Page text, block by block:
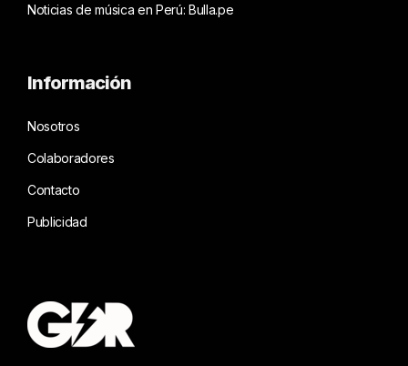
Noticias de música en Perú: Bulla.pe
Información
Nosotros
Colaboradores
Contacto
Publicidad